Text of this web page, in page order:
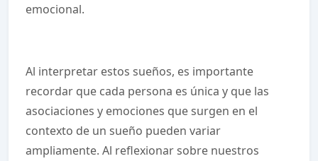
emocional.
Al interpretar estos sueños, es importante
recordar que cada persona es única y que las
asociaciones y emociones que surgen en el
contexto de un sueño pueden variar
ampliamente. Al reflexionar sobre nuestros